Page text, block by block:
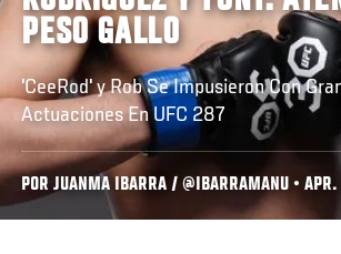
PESO GALLO
'CeeRod' y Rob Se Impusieron Con
Actuaciones En UFC 287
POR JUANMA IBARRA / @IBARRAMANU •